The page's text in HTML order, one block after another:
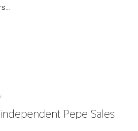
Pepe Sales